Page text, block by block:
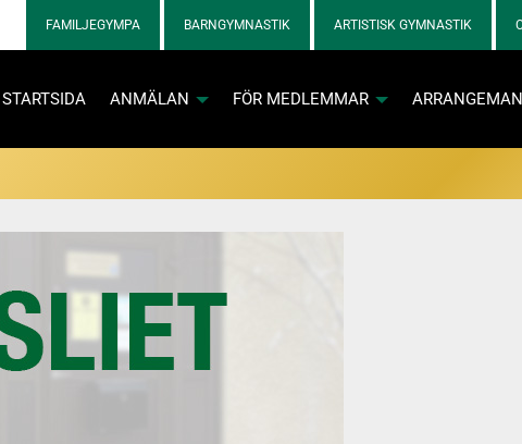
FAMILJEGYMPA BARNGYMNASTIK ARTISTISK GYMNASTIK
STARTSIDA ANMÄLAN FÖR MEDLEMMAR
Aktiva och kontaktpersoner loggar in med tillfällig kod via e-post